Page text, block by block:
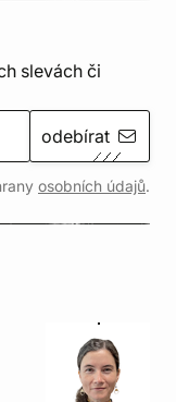
slevách či
odebírat
osobních údajů.